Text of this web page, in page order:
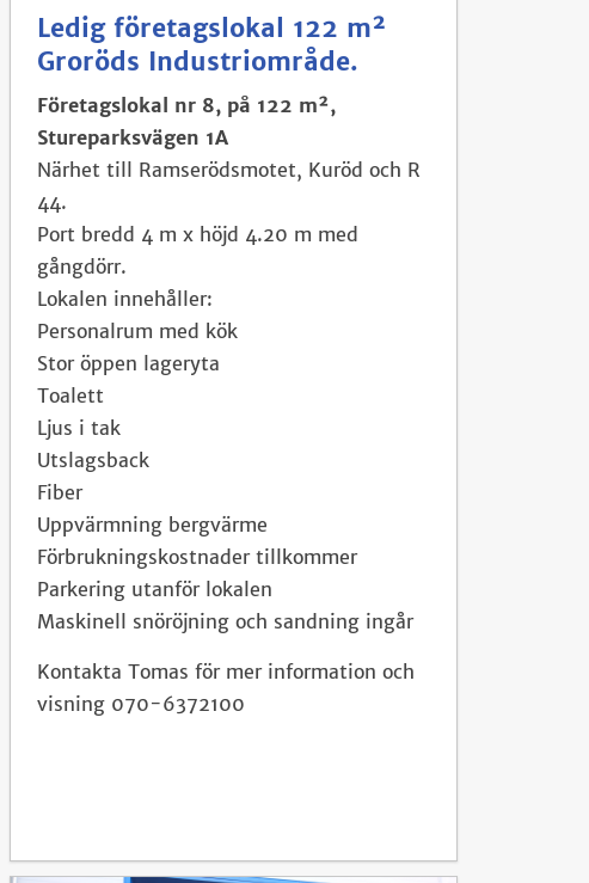
Ledig företagslokal 122 m²
Groröds Industriområde.
Företagslokal nr 8, på 122 m²,
Stureparksvägen 1A
Närhet till Ramserödsmotet, Kuröd och R
44.
Port bredd 4 m x höjd 4.20 m med
gångdörr.
Lokalen innehåller:
Personalrum med kök
Stor öppen lageryta
Toalett
Ljus i tak
Utslagsback
Fiber
Uppvärmning bergvärme
Förbrukningskostnader tillkommer
Parkering utanför lokalen
Maskinell snöröjning och sandning ingår
Kontakta Tomas för mer information och
visning 070-6372100